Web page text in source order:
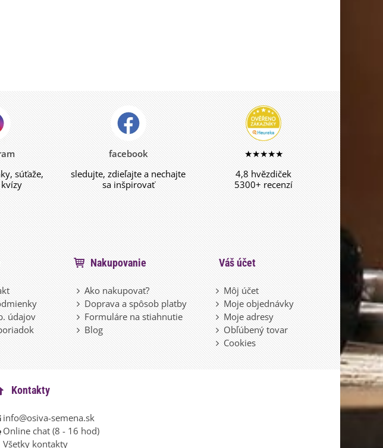
súťaže,
facebook
sledujte, zdieľajte a nechajte
sa inšpirovať
★★★★★
4,8 hvězdiček
5300+ recenzí
údajov
Nakupovanie
Ako nakupovať?
Doprava a spôsob platby
Formuláre na stiahnutie
Blog
Váš účet
Môj účet
Moje objednávky
Moje adresy
Obľúbený tovar
Cookies
Kontakty
info@osiva-semena.sk
Online chat (8 - 16 hod)
Všetky kontakty